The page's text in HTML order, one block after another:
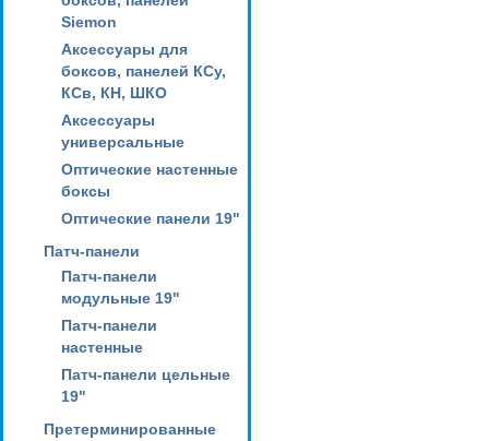
Siemon
Аксессуары для
боксов, панелей КСу,
КСв, КН, ШКО
Аксессуары
универсальные
Оптические настенные
боксы
Оптические панели 19"
Патч-панели
Патч-панели
модульные 19"
Патч-панели
настенные
Патч-панели цельные
19"
Претерминированные